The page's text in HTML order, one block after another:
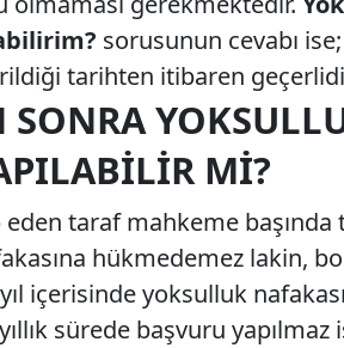
sorusunun cevabı
tarihten itibaren
MI?
eden taraf mahkeme
hükmedemez lakin,
içerisinde yoksulluk
sürede başvuru yapılmaz